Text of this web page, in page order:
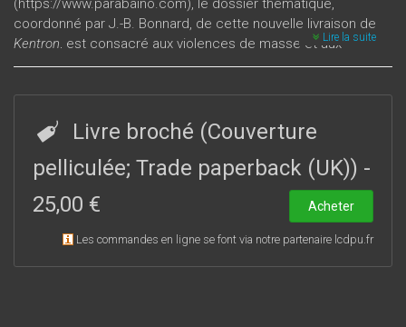
(https://www.parabaino.com), le dossier thématique,
coordonné par J.-B. Bonnard, de cette nouvelle livraison de
Kentron, est consacré aux violences de masse et aux
violences extrêmes en contexte de guerre dans l’Antiquité :
transgression. Le numéro est complété par trois articles de
Variaet deux comptes-rendus.
Lire la suite
Livre broché (Couverture
pelliculée; Trade paperback (UK)) -
25,00 €
Acheter
Les commandes en ligne se font via notre partenaire lcdpu.fr